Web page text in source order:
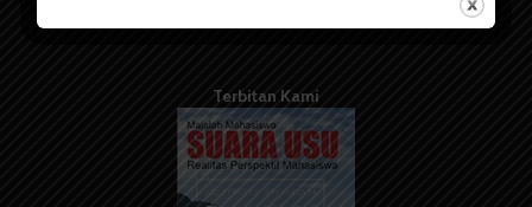
Terbitan Kami